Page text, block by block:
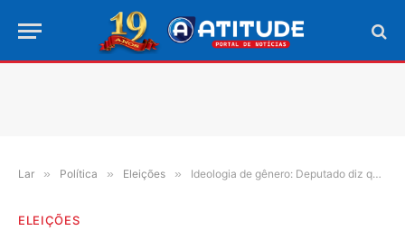
Lar » Política » Eleições » Ideologia de gênero: Deputado diz que ação do Governo desrespeita Plano Estadual da Educação
ELEIÇÕES